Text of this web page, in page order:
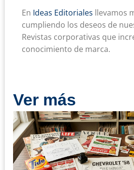
En Ideas Editoriales llevamos
cumpliendo los deseos de
Revistas corporativas que
conocimiento de marca.
Ver más